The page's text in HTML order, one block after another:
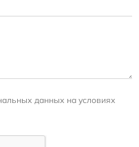
данных на условиях